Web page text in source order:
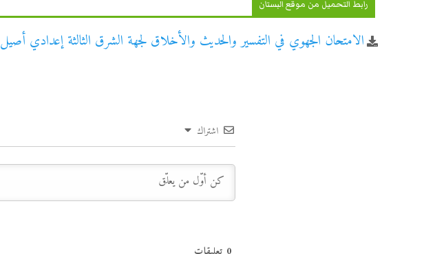
رابط التحميل من موقع البستان
الامتحان الجهوي في التفسير والحديث والأخلاق لجهة الشرق الثالثة إعدادي أصيل 2010
اشتراك